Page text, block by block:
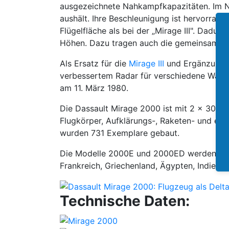
ausgezeichnete Nahkampfkapazitäten. Im
aushält. Ihre Beschleunigung ist
Flügelfläche als bei der „Mirage III".
Höhen. Dazu tragen auch die gemeinsam
Als Ersatz für die Mirage III und Ergänzung
verbessertem Radar für verschiedene
am 11. März 1980.
Die Dassault Mirage 2000 ist mit 2 x 30-
Flugkörper, Aufklärungs-, Raketen- und
wurden 731 Exemplare gebaut.
Die Modelle 2000E und 2000ED werden
Frankreich, Griechenland, Ägypten, Indien,
Technische Daten: